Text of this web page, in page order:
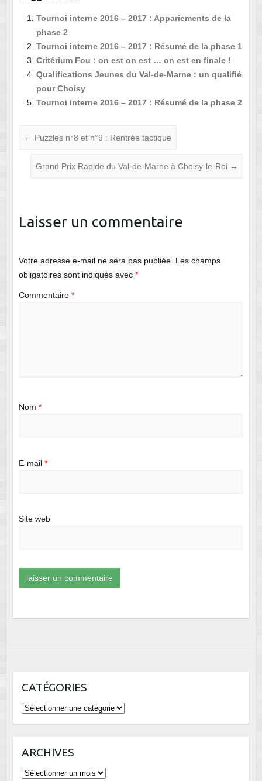
Tournoi interne 2016 – 2017 : Appariements de la
phase 2
Tournoi interne 2016 – 2017 : Résumé de la phase 1
Critérium Fou : on est on est … on est en finale !
Qualifications Jeunes du Val-de-Marne : un qualifié
pour Choisy
Tournoi interne 2016 – 2017 : Résumé de la phase 2
← Puzzles n°8 et n°9 : Rentrée tactique
Grand Prix Rapide du Val-de-Marne à Choisy-le-Roi →
Laisser un commentaire
Votre adresse e-mail ne sera pas publiée. Les champs
obligatoires sont indiqués avec *
Commentaire *
Nom *
E-mail *
Site web
CATÉGORIES
Catégories
ARCHIVES
Archives